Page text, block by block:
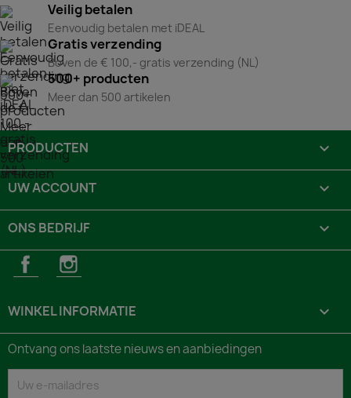
Veilig betalen
Eenvoudig betalen met iDEAL
Gratis verzending
Boven de € 100,- gratis verzending (NL)
500+ producten
Meer dan 500 artikelen
PRODUCTEN 
UW ACCOUNT 
ONS BEDRIJF 
FacebookInstagram
WINKEL INFORMATIE keyboard_arrow_down
Ontvang ons laatste nieuws en aanbiedingen